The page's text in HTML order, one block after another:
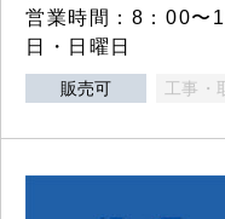
営業時間：8：00〜
日・日曜日
販売可 工事・